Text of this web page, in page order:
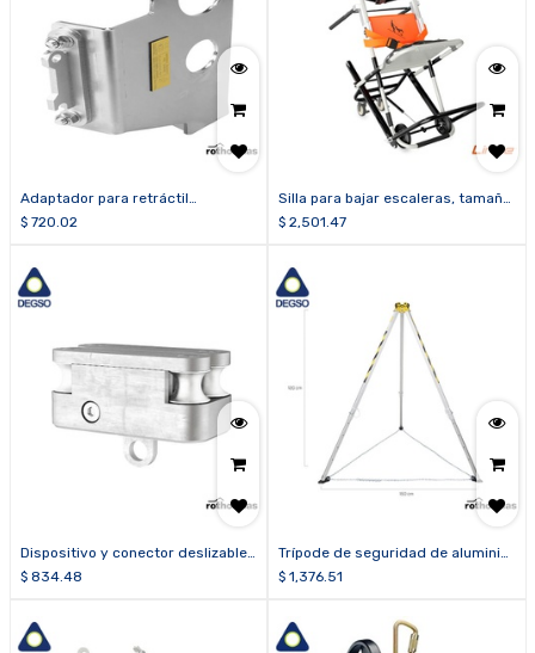
Adaptador para retráctil
TRIDAVFAL25
$ 720.02
Silla para bajar escaleras, tamaño
pequeño
$ 2,501.47
Dispositivo y conector deslizable
fijo
$ 834.48
Trípode de seguridad de aluminio,
altura máxima 2.10 m TRI2115
$ 1,376.51